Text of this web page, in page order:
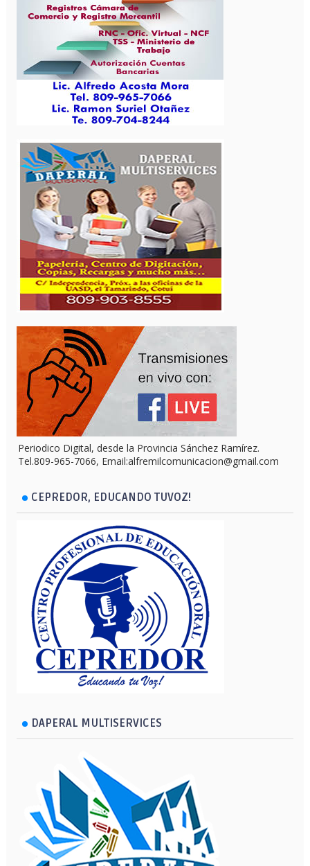
Periodico Digital, desde la Provincia Sánchez Ramírez.
Tel.809-965-7066, Email:alfremilcomunicacion@gmail.com
CEPREDOR, EDUCANDO TUVOZ!
DAPERAL MULTISERVICES